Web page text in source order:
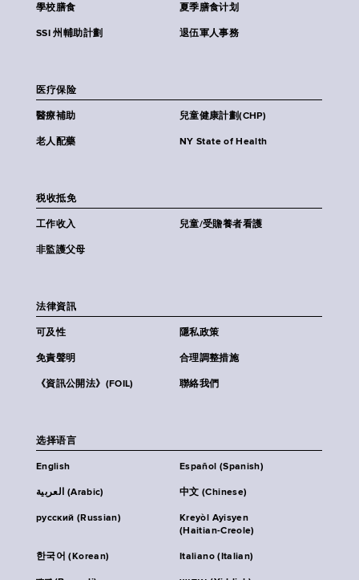
學校膳食 夏季膳食计划
SSI 州輔助計劃 退伍軍人事務
医疗保险
醫療補助 兒童健康計劃(CHP)
老人配藥 NY State of Health
税收抵免
工作收入 兒童/受贍養者看護
非監護父母
法律資訊
可及性 隱私政策
免責聲明 合理調整措施
《資訊公開法》(FOIL) 聯絡我們
选择语言
English Español (Spanish)
العربية (Arabic) 中文 (Chinese)
русский (Russian)
Kreyòl Ayisyen
(Haitian-Creole)
한국어 (Korean) Italiano (Italian)